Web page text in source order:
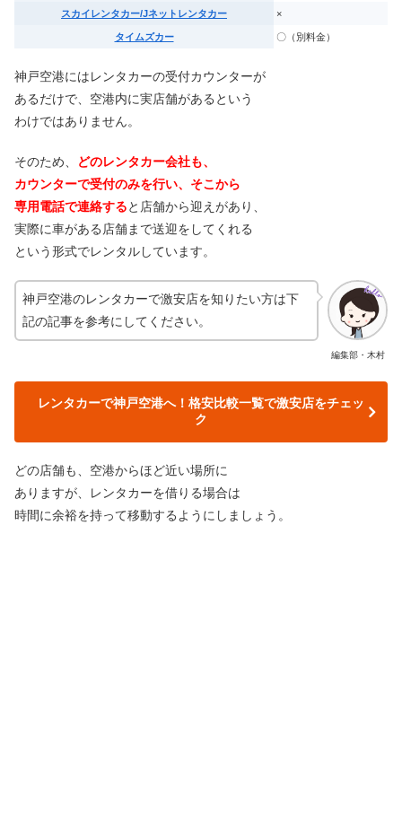
スカイレンタカー/Jネットレンタカー ×
タイムズカー 〇（別料金）
神戸空港にはレンタカーの受付カウンターが
あるだけで、空港内に実店舗があるという
わけではありません。
そのため、
どのレンタカー会社も、
カウンターで受付のみを行い、そこから
専用電話で連絡すると店舗から迎えがあり、
実際に車がある店舗まで送迎をしてくれる
という形式でレンタルしています。
編集部・木村
神戸空港のレンタカーで激安店を知りたい方は下
記の記事を参考にしてください。
レンタカーで神戸空港へ！格安比較一覧で激安店をチェッ
ク
どの店舗も、空港からほど近い場所に
ありますが、レンタカーを借りる場合は
時間に余裕を持って移動するようにしましょう。